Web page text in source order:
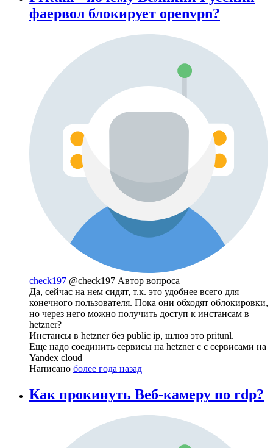
фаервол блокирует openvpn?
check197 @check197 Автор вопроса
Да, сейчас на нем сидят, т.к. это удобнее всего для
конечного пользователя. Пока они обходят облокировки,
но через него можно получить доступ к инстансам в
hetzner?
Инстансы в hetzner без public ip, шлюз это pritunl.
Еще надо соединить сервисы на hetzner с с сервисами на
Yandex cloud
Написано более года назад
Как прокинуть Веб-камеру по rdp?